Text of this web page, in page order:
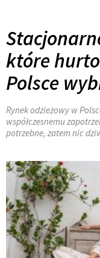
które
Polsce
Rynek odzieżowy w
współczesnemu
potrzebne, zatem nic